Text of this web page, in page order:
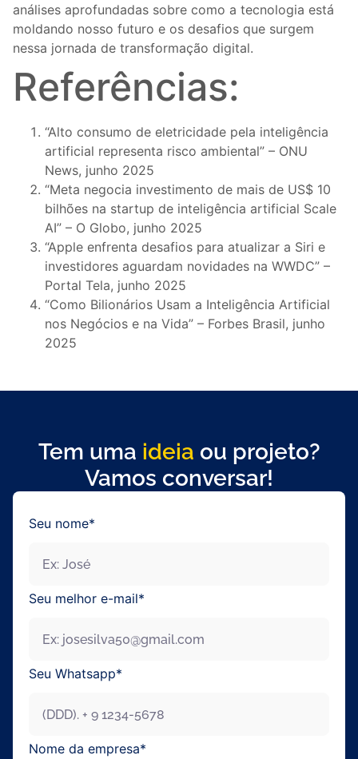
análises aprofundadas sobre como a tecnologia está
moldando nosso futuro e os desafios que surgem
nessa jornada de transformação digital.
Referências:
“Alto consumo de eletricidade pela inteligência
artificial representa risco ambiental” – ONU
News, junho 2025
“Meta negocia investimento de mais de US$ 10
bilhões na startup de inteligência artificial Scale
AI” – O Globo, junho 2025
“Apple enfrenta desafios para atualizar a Siri e
investidores aguardam novidades na WWDC” –
Portal Tela, junho 2025
“Como Bilionários Usam a Inteligência Artificial
nos Negócios e na Vida” – Forbes Brasil, junho
2025
Tem uma ideia ou projeto?
Vamos conversar!
Seu nome*
Seu melhor e-mail*
Seu Whatsapp*
Nome da empresa*